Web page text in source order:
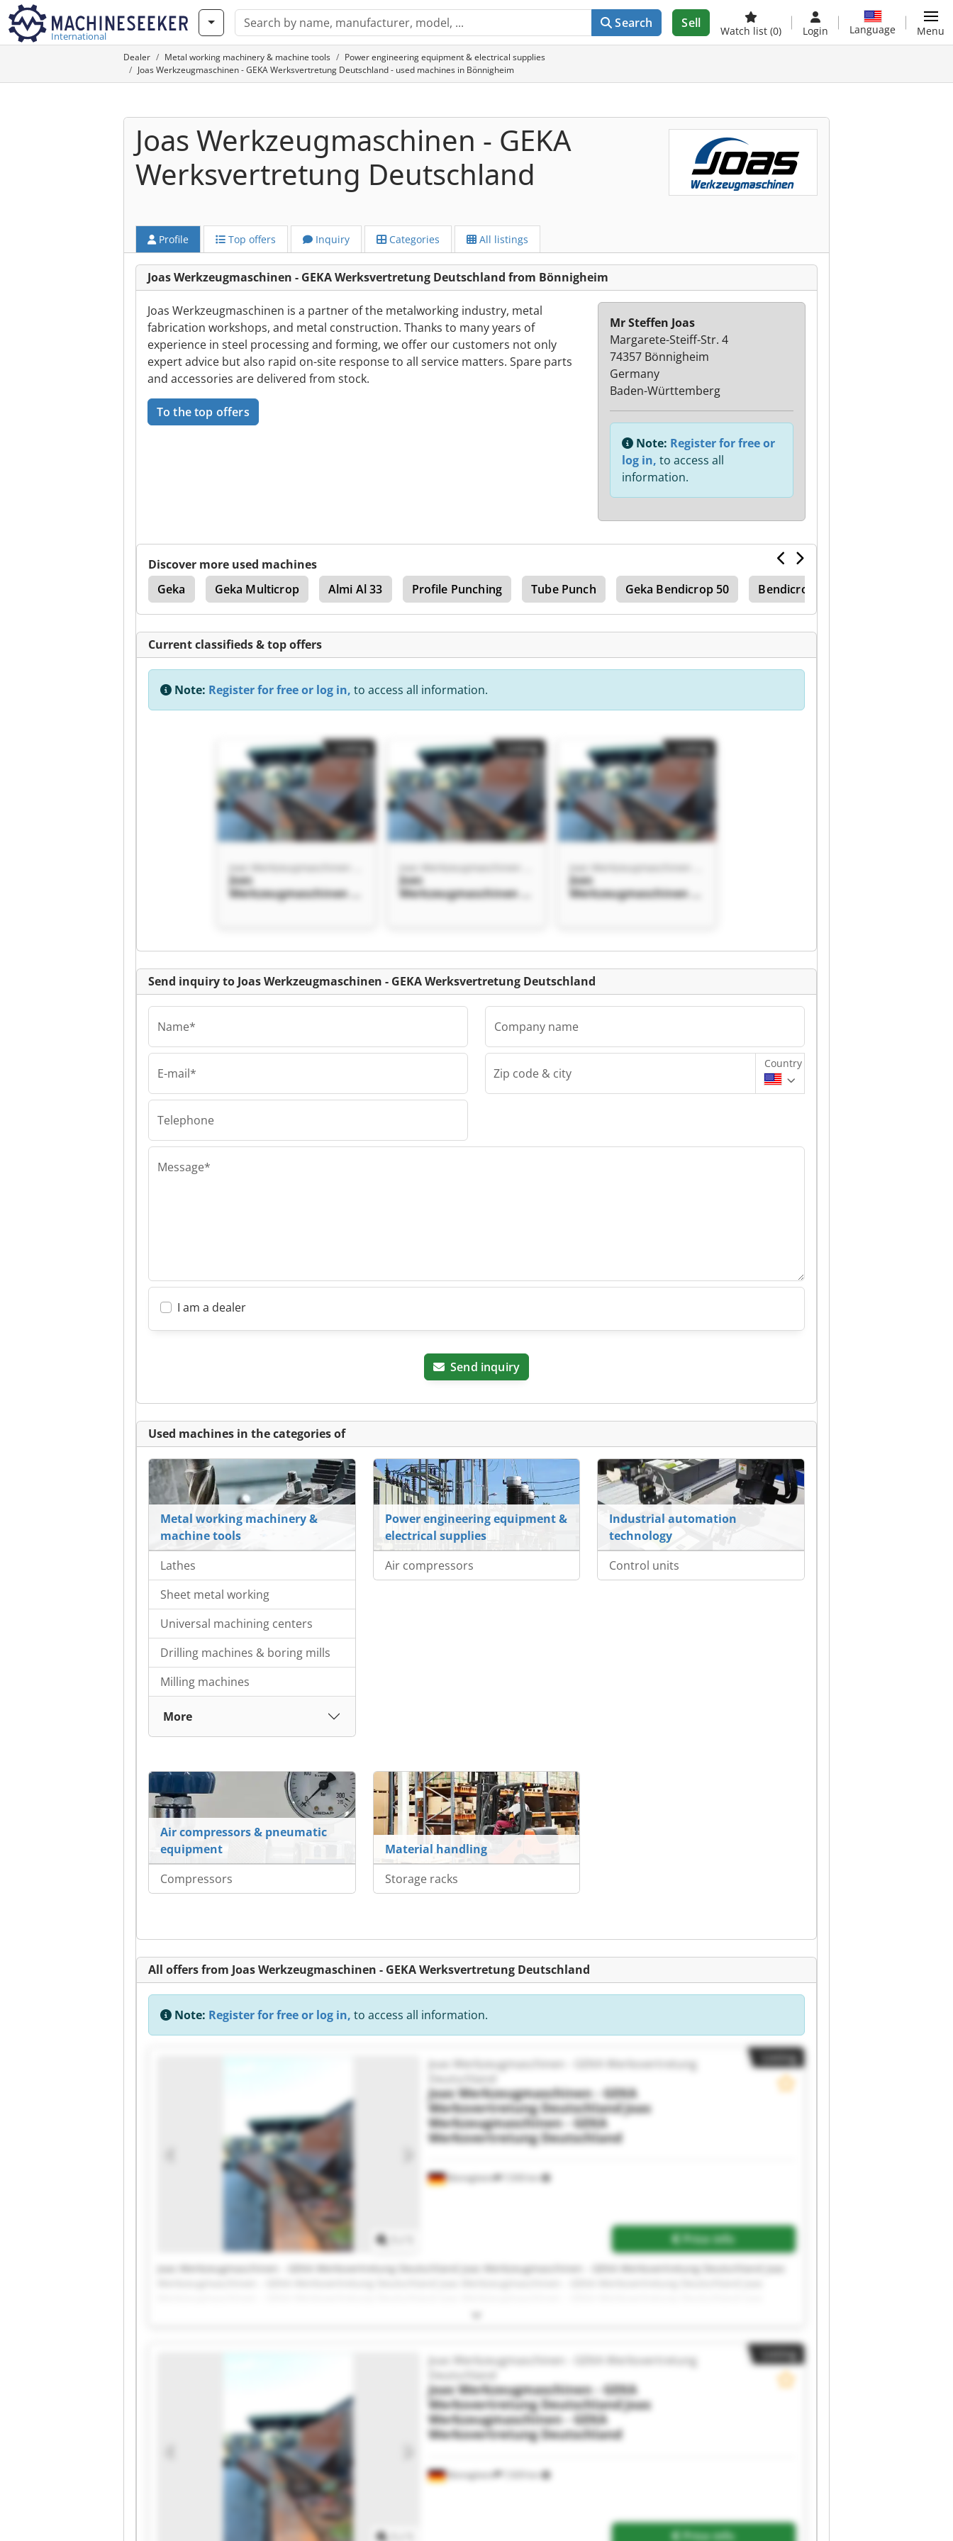
International
Search Sell
Watch list (0) Login Language Menu
Dealer Metal working machinery & machine tools
Power engineering equipment & electrical supplies
Joas Werkzeugmaschinen - GEKA Werksvertretung Deutschland - used machines in Bönnigheim
Joas Werkzeugmaschinen - GEKA
Werksvertretung Deutschland
Profile Top offers Inquiry Categories All listings
Joas Werkzeugmaschinen - GEKA Werksvertretung Deutschland from Bönnigheim
Joas Werkzeugmaschinen is a partner of the metalworking industry, metal
fabrication workshops, and metal construction. Thanks to many years of
experience in steel processing and forming, we offer our customers not only
expert advice but also rapid on-site response to all service matters. Spare parts
and accessories are delivered from stock.
To the top offers
Mr Steffen Joas
Margarete-Steiff-Str. 4
74357 Bönnigheim
Germany
Baden-Württemberg
Note: Register for free or
log in, to access all
information.
Discover more used machines
Geka
Geka Multicrop Almi Al 33 Profile Punching Tube Punch Geka Bendicrop 50 Bendicrop 50
Current classifieds & top offers
Note: Register for free or log in, to access all information.
Joas
Werkzeugmaschinen -
GEKA Werksvertretung
GEKA Werksvertretung
Joas
Werkzeugmaschinen -
GEKA Werksvertretung
GEKA Werksvertretung
Joas
Werkzeugmaschinen -
GEKA Werksvertretung
GEKA Werksvertretung
Werkzeugmaschinen -
Werkzeugmaschinen -
Listing
Send inquiry to Joas Werkzeugmaschinen - GEKA Werksvertretung Deutschland
Name*
E-mail*
Telephone
Company name
Zip code & city
Country
Message*
I am a dealer
Send inquiry
Used machines in the categories of
Metal working machinery &
machine tools
Lathes
Sheet metal working
Universal machining centers
Drilling machines & boring mills
Milling machines
More
Power engineering equipment &
electrical supplies
Air compressors
Industrial automation
technology
Control units
Air compressors & pneumatic
equipment
Compressors
Material handling
Storage racks
All offers from Joas Werkzeugmaschinen - GEKA Werksvertretung Deutschland
Note: Register for free or log in, to access all information.
Listing
Bönnigheim 7,930 km
Joas Werkzeugmaschinen - GEKA Werksvertretung
Deutschland
Joas Werkzeugmaschinen - GEKA
Werksvertretung DeutschlandJoas
Werkzeugmaschinen - GEKA
Werksvertretung Deutschland
Price info
Joas Werkzeugmaschinen - GEKA Werksvertretung Deutschland Joas Werkzeugmaschinen - GEKA Werksvertretung Deutschland Joas
Werkzeugmaschinen - GEKA Werksvertretung Deutschland Joas Werkzeugmaschinen - GEKA Werksvertretung Deutschland Joas
Werkzeugmaschinen - GEKA Werksvertretung Deutschland Joas Werkzeugmaschinen - GEKA Werksvertretung Deutschland Joas
Werkzeugmaschinen - GEKA Werksvertretung Deutschland Joas Werkzeugmaschinen - GEKA Werksvertretung Deutschland Joas
Werkzeugmaschinen - GEKA Werksvertretung Deutschland Joas Werkzeugmaschinen - GEKA Werksvertretung Deutschland Joas
Werkzeugmaschinen - GEKA Werksvertretung Deutschland Joas Werkzeugmaschinen - GEKA Werksvertretung Deutschland Joas
Werkzeugmaschinen - GEKA Werksvertretung Deutschland Joas Werkzeugmaschinen - GEKA Werksvertretung Deutschland
Listing
Bönnigheim 7,929 km
Joas Werkzeugmaschinen - GEKA Werksvertretung
Deutschland
Joas Werkzeugmaschinen - GEKA
Werksvertretung DeutschlandJoas
Werkzeugmaschinen - GEKA
Werksvertretung Deutschland
Price info